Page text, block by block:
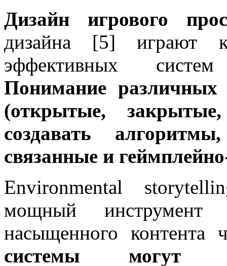
Дизайн игрового
дизайна [5] играют
эффективных
Понимание различных
(открытые,
создавать
связанные и
Environmental
мощный инструмент
насыщенного контента
системы могут